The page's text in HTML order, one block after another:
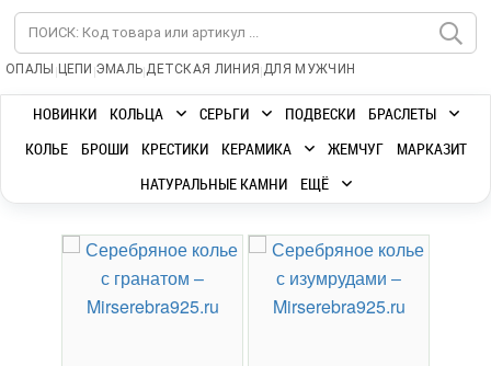
ОПАЛЫ | ЦЕПИ |ЭМАЛЬ|ДЕТСКАЯ ЛИНИЯ |ДЛЯ МУЖЧИН
НОВИНКИ КОЛЬЦА СЕРЬГИ ПОДВЕСКИ
БРАСЛЕТЫ
КОЛЬЕ
БРОШИ КРЕСТИКИ КЕРАМИКА ЖЕМЧУГ
МАРКАЗИТ
НАТУРАЛЬНЫЕ КАМНИ
ЕЩЁ